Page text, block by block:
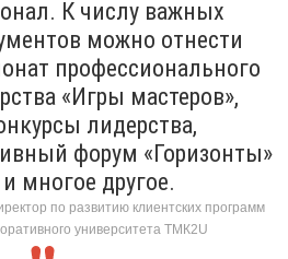
К числу важных
можно отнести
профессионального
«Игры мастеров»,
лидерства,
форум «Горизонты»
и многое другое.
по развитию клиентских программ
университета ТМК2U